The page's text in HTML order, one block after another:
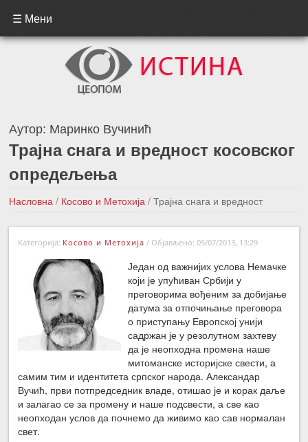
☰ Мени
Аутор: Маринко Вучинић
Трајна снага и вредност косовског
опредељења
Насловна / Косово и Метохија / Трајна снага и вредност
косовског опредељења
←Претходна вест
Следећа вест →
Категорија: Косово и Метохија / Објављено: 05/07/2013, 13:29
Један од важнијих услова Немачке
који је упућиван Србији у
преговорима вођеним за добијање
датума за отпочињање преговора
о приступању Европској унији
садржан је у резолутном захтеву
да је неопходна промена наше
митоманске историјске свести, а
самим тим и идентитета српског народа. Александар
Вучић, први потпредседник владе, отишао је и корак даље
и залагао се за промену и наше подсвести, а све као
неопходан услов да почнемо да живимо као сав нормалан
свет.